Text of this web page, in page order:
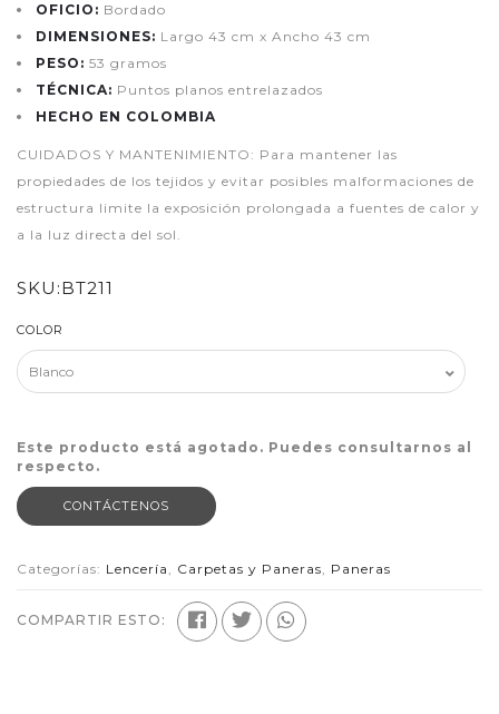
OFICIO: Bordado
DIMENSIONES: Largo 43 cm x Ancho 43 cm
PESO: 53 gramos
TÉCNICA: Puntos planos entrelazados
HECHO EN COLOMBIA
CUIDADOS Y MANTENIMIENTO: Para mantener las
propiedades de los tejidos y evitar posibles malformaciones de
estructura limite la exposición prolongada a fuentes de calor y
a la luz directa del sol.
SKU:BT211
COLOR
Este producto está agotado. Puedes consultarnos al
respecto.
CONTÁCTENOS
Categorías: Lencería , Carpetas y Paneras, Paneras
COMPARTIR ESTO: